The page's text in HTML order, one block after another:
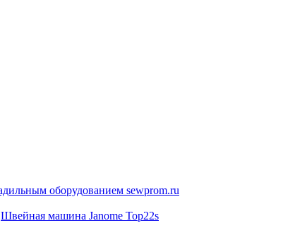
Швейная машина Janome Top22s